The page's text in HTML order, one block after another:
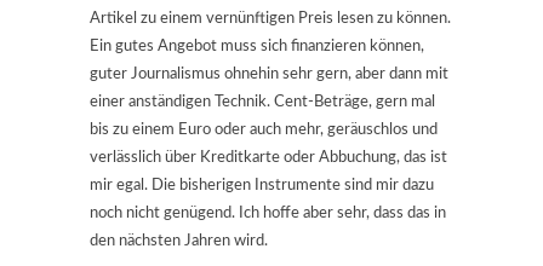
Artikel zu einem vernünftigen Preis lesen zu können.
Ein gutes Angebot muss sich finanzieren können,
guter Journalismus ohnehin sehr gern, aber dann mit
einer anständigen Technik. Cent-Beträge, gern mal
bis zu einem Euro oder auch mehr, geräuschlos und
verlässlich über Kreditkarte oder Abbuchung, das ist
mir egal. Die bisherigen Instrumente sind mir dazu
noch nicht genügend. Ich hoffe aber sehr, dass das in
den nächsten Jahren wird.